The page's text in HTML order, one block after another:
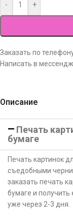
- +
Заказать по
Написать в
Описание
Печать
бумаге
Печать картинок
съедобными
заказать печать
бумаге и
уже через 2-3 дня.